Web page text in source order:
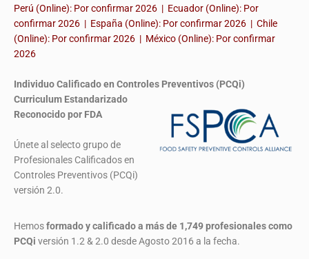
Perú (Online): Por confirmar 2026 | Ecuador (Online): Por
confirmar 2026 | España (Online): Por confirmar 2026 | Chile
(Online): Por confirmar 2026 | México (Online): Por confirmar
2026
Individuo Calificado en Controles Preventivos (PCQi)
Curriculum Estandarizado
Reconocido por FDA
Únete al selecto grupo de
Profesionales Calificados en
Controles Preventivos (PCQi)
versión 2.0.
Hemosformado y calificado a más de 1,749 profesionalescomo
PCQi versión 1.2 & 2.0 desde Agosto 2016 a la fecha.